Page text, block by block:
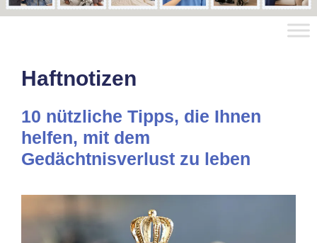
Haftnotizen
10 nützliche Tipps, die Ihnen
helfen, mit dem
Gedächtnisverlust zu leben